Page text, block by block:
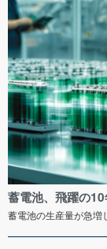
蓄電池、飛躍の
蓄電池の生産量が急増